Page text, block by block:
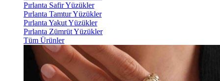
Pırlanta Safir Yüzükler
Pırlanta Tamtur Yüzükler
Pırlanta Yakut Yüzükler
Pırlanta Zümrüt Yüzükler
Tüm Ürünler